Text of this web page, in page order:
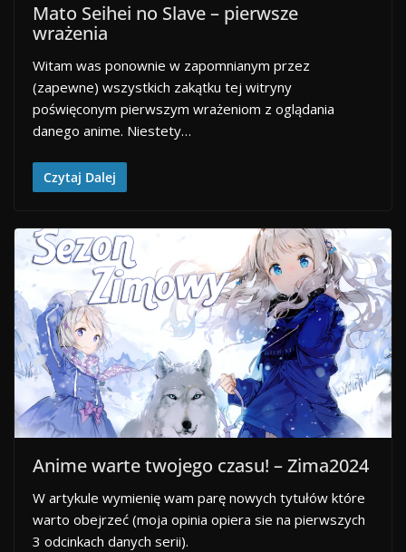
Mato Seihei no Slave – pierwsze
wrażenia
Witam was ponownie w zapomnianym przez
(zapewne) wszystkich zakątku tej witryny
poświęconym pierwszym wrażeniom z oglądania
danego anime. Niestety…
Czytaj Dalej
Anime warte twojego czasu! – Zima2024
W artykule wymienię wam parę nowych tytułów które
warto obejrzeć (moja opinia opiera sie na pierwszych
3 odcinkach danych serii).